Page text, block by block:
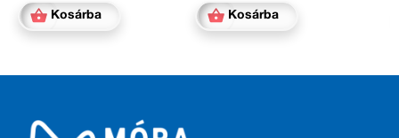
Kosárba Kosárba